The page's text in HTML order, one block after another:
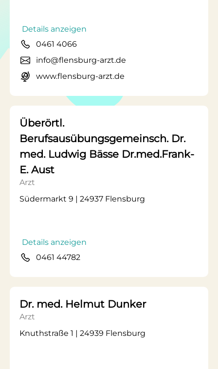
Details anzeigen
0461 4066
info@flensburg-arzt.de
www.flensburg-arzt.de
Überörtl.
Berufsausübungsgemeinsch. Dr.
med. Ludwig Bässe Dr.med.Frank-
E. Aust
Arzt
Südermarkt 9 | 24937 Flensburg
Details anzeigen
0461 44782
Dr. med. Helmut Dunker
Arzt
Knuthstraße 1 | 24939 Flensburg